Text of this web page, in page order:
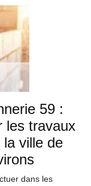
59 :
les travaux
ville de
dans les